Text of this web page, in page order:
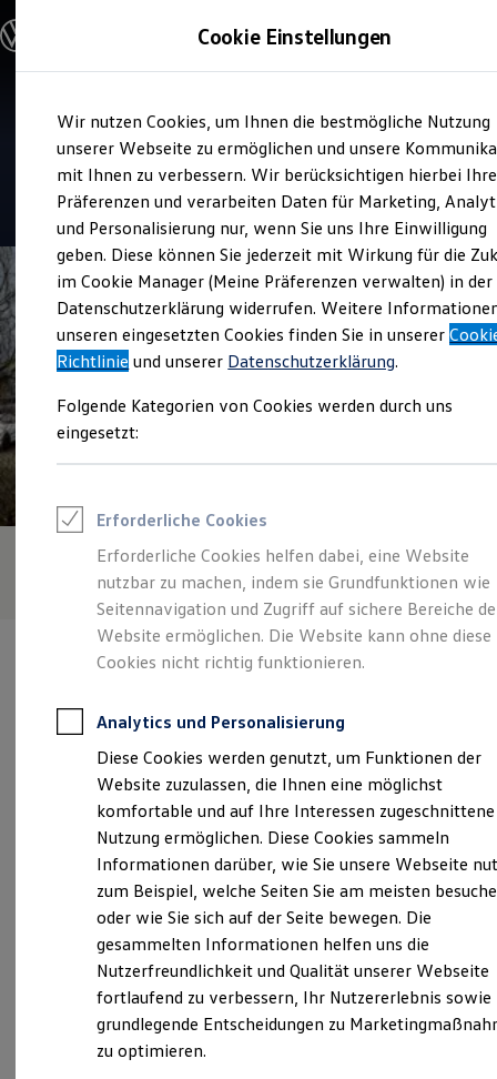
Hauptinhalt
springen
Footer
springen
Modelle & Konfigurator
Nutzfahrzeugkategorien entdecken
Modelle konfigurieren
Vorgängermodelle und Oldtimer
Vorgängermodelle
Oldtimer
Bulli Historie
Branchenlösungen & Gewerbekunden
Umbaulösungen und Hersteller finden
Auf- und Umbauten entdecken & konfigurieren
Groß- und Sonderkunden
Großkunden
Kommunen & Behörden
Journalisten
Sportvereine
Branchenlösungen
Gewerbliche Personenbeförderung
Service & mobile Werkstätten
Kühlfahrzeuge
ONE Business ID Vorteile
Fahrzeugsuche & Marktplatz
Fahrzeugsuche
Fahrzeuge online kaufen
Digitaler Marktplatz
Kauf & Finanzierung
Online-Fahrzeugbewertung
Aktionen & Angebote
Für Gewerbekunden
Profi Paket
TopDeal
Gebrauchtwagen
ProfiPartner für Gebrauchtwagen
Zertifizierte Gebrauchtwagen
Finanzierung
Für Privatkunden
Für Gewerbekunden
Leasing
Für Privatkunden
Für Gewerbekunden
Versicherungen & Garantien
Garantien
Kfz-Versicherung für Nutzfahrzeuge
Restschuldversicherung
Wartungsverträge
Besitzer & Service
Service
Autohaus Kühne
4.9| 14 Bewertungen
Verantwortlich für die Inhalte auf dieser Seite ist die Autohaus
Kühne GmbH (Impressum & Rechtliches)
An den Steinenden 4, 04916 Herzberg
herzberg@vw-kuehne.de
Montag-Freitag 07:00-18:00 Uhr
Cookie Einstellungen
Wir nutzen Cookies, um Ihnen die bestmögliche Nutzung
unserer Webseite zu ermöglichen und unsere
mit Ihnen zu verbessern. Wir berücksichtigen hierbei Ihre
Präferenzen und verarbeiten Daten für Marketing,
und Personalisierung nur, wenn Sie uns Ihre Einwilligung
geben. Diese können Sie jederzeit mit Wirkung für die
im Cookie Manager (Meine Präferenzen verwalten) in der
Datenschutzerklärung widerrufen. Weitere
unseren eingesetzten Cookies finden Sie in unserer
Richtlinie und unserer Datenschutzerklärung.
Folgende Kategorien von Cookies werden durch uns
eingesetzt:
Erforderliche Cookies
Erforderliche Cookies helfen dabei, eine Website
nutzbar zu machen, indem sie Grundfunktionen wie
Seitennavigation und Zugriff auf sichere Bereiche
Website ermöglichen. Die Website kann ohne diese
Cookies nicht richtig funktionieren.
Analytics und Personalisierung
Diese Cookies werden genutzt, um Funktionen der
Website zuzulassen, die Ihnen eine möglichst
komfortable und auf Ihre Interessen zugeschnittene
Nutzung ermöglichen. Diese Cookies sammeln
Informationen darüber, wie Sie unsere Webseite
zum Beispiel, welche Seiten Sie am meisten
oder wie Sie sich auf der Seite bewegen. Die
gesammelten Informationen helfen uns die
Nutzerfreundlichkeit und Qualität unserer Webseite
fortlaufend zu verbessern, Ihr Nutzererlebnis sowie
grundlegende Entscheidungen zu
zu optimieren.